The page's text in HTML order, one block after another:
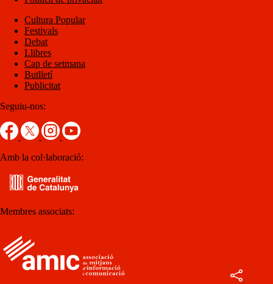
Cultura Popular
Festivals
Debat
Llibres
Cap de setmana
Butlletí
Publicitat
Seguiu-nos:
Amb la col·laboració:
Membres associats: